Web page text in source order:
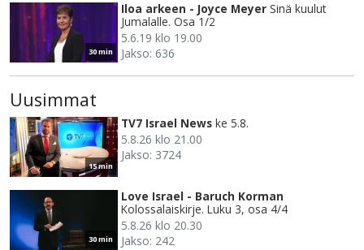
30 min
Iloa arkeen - Joyce Meyer Sinä kuulut
Jumalalle. Osa 1/2
5.6.19 klo 19.00
Jakso: 636
Uusimmat
15 min
TV7 Israel News ke 5.8.
5.8.26 klo 21.00
Jakso: 3724
30 min
Love Israel - Baruch Korman
Kolossalaiskirje. Luku 3, osa 4/4
5.8.26 klo 20.30
Jakso: 242